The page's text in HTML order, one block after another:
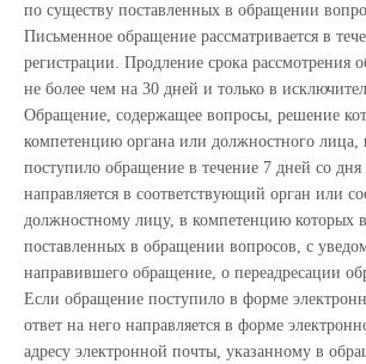
по существу поставленных в обращении
Письменное обращение рассматривается в
регистрации. Продление срока рассмотрения
не более чем на 30 дней и только в
Обращение, содержащее вопросы, решение
компетенцию органа или должностного лица,
поступило обращение в течение 7 дней со дня
направляется в соответствующий орган или
должностному лицу, в компетенцию которых
поставленных в обращении вопросов, с
направившего обращение, о переадресации
Если обращение поступило в форме
ответ на него направляется в форме
адресу электронной почты, указанному в